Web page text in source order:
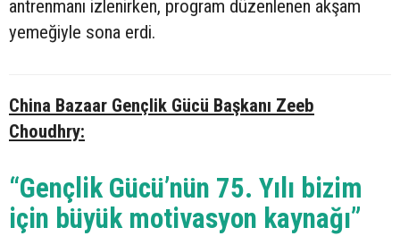
antrenmanı izlenirken, program düzenlenen akşam
yemeğiyle sona erdi.
China Bazaar Gençlik Gücü Başkanı Zeeb
Choudhry:
“Gençlik Gücü’nün 75. Yılı bizim
için büyük motivasyon kaynağı”